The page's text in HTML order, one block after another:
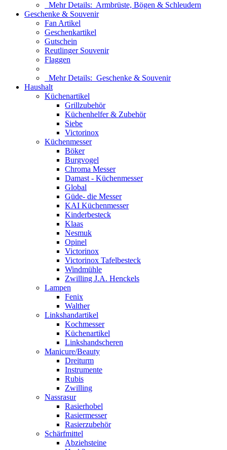
Mehr Details: Armbrüste, Bögen & Schleudern
Geschenke & Souvenir
Fan Artikel
Geschenkartikel
Gutschein
Reutlinger Souvenir
Flaggen
Mehr Details: Geschenke & Souvenir
Haushalt
Küchenartikel
Grillzubehör
Küchenhelfer & Zubehör
Siebe
Victorinox
Küchenmesser
Böker
Burgvogel
Chroma Messer
Damast - Küchenmesser
Global
Güde- die Messer
KAI Küchenmesser
Kinderbesteck
Klaas
Nesmuk
Opinel
Victorinox
Victorinox Tafelbesteck
Windmühle
Zwilling J.A. Henckels
Lampen
Fenix
Walther
Linkshandartikel
Kochmesser
Küchenartikel
Linkshandscheren
Manicure/Beauty
Dreiturm
Instrumente
Rubis
Zwilling
Nassrasur
Rasierhobel
Rasiermesser
Rasierzubehör
Schärfmittel
Abziehsteine